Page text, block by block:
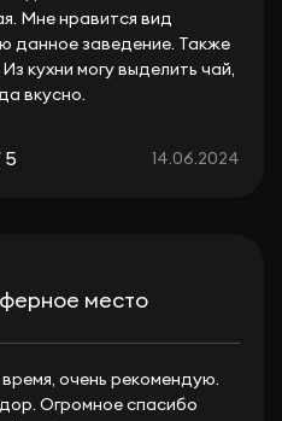
Мне нравится вид
данное заведение. Также
кухни могу выделить чай,
вкусно.
5 14.06.2024
место
очень рекомендую.
Огромное спасибо